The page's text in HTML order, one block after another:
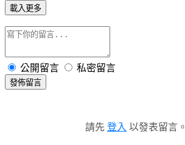
載入更多
公開留言 私密留言
發佈留言
請先 登入 以發表留言。